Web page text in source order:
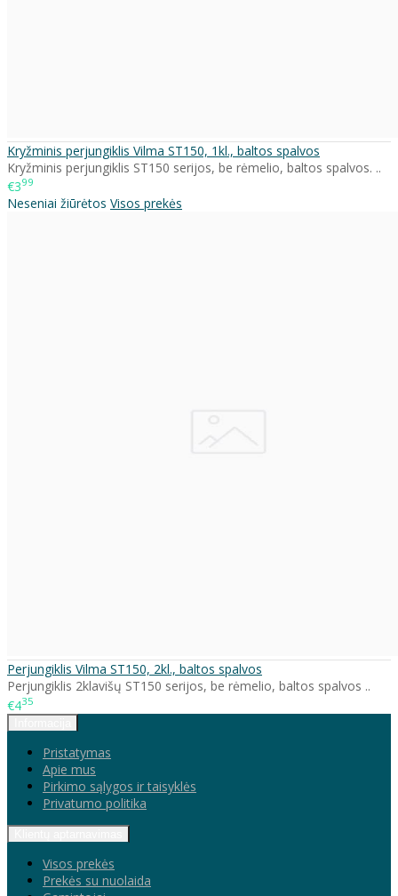
Kryžminis perjungiklis Vilma ST150, 1kl., baltos spalvos
Kryžminis perjungiklis ST150 serijos, be rėmelio, baltos spalvos. ..
€399
Neseniai žiūrėtos Visos prekės
Perjungiklis Vilma ST150, 2kl., baltos spalvos
Perjungiklis 2klavišų ST150 serijos, be rėmelio, baltos spalvos ..
€435
Pristatymas
Apie mus
Pirkimo sąlygos ir taisyklės
Privatumo politika
Visos prekės
Prekės su nuolaida